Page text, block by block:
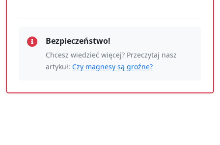
Bezpieczeństwo!
Chcesz wiedzieć więcej? Przeczytaj nasz
artykuł: Czy magnesy są groźne?